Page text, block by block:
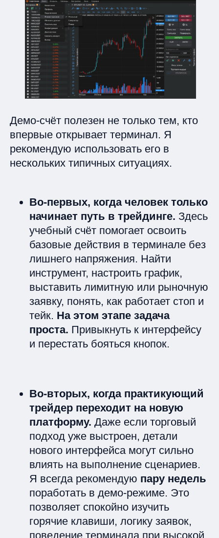
Демо-счёт полезен не только тем, кто
впервые открывает терминал. Я
рекомендую использовать его в
нескольких типичных ситуациях.
Во-первых, когда человек только
начинает путь в трейдинге. Здесь
учебный счёт помогает освоить
базовые действия в терминале без
лишнего напряжения. Найти
инструмент, настроить график,
выставить лимитную или рыночную
заявку, понять, как работает стоп и
тейк. На этом этапе задача
проста. Привыкнуть к интерфейсу
и перестать бояться кнопок.
Во-вторых, когда практикующий
трейдер переходит на новую
платформу. Даже если торговый
подход уже выстроен, детали
нового интерфейса могут сильно
влиять на выполнение сценариев.
Я всегда рекомендую пару недель
поработать в демо-режиме. Это
позволяет спокойно изучить
горячие клавиши, логику заявок,
поведение терминала при высокой